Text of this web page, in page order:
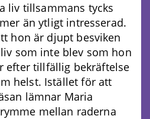
liv tillsammans tycks
än ytligt intresserad.
hon är djupt besviken
som inte blev som hon
efter tillfällig bekräftelse
helst. Istället för att
lämnar Maria
mellan raderna